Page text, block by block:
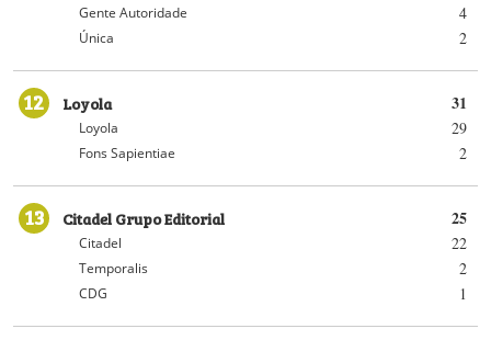
4
Gente Autoridade
2
Única
12 31
Loyola
29
Loyola
2
Fons Sapientiae
13 25
Citadel Grupo Editorial
22
Citadel
2
Temporalis
1
CDG